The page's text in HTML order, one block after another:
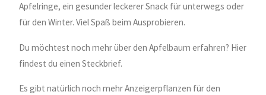
Apfelringe, ein gesunder leckerer Snack für unterwegs oder
für den Winter. Viel Spaß beim Ausprobieren.
Du möchtest noch mehr über den Apfelbaum erfahren? Hier
findest du einen Steckbrief.
Es gibt natürlich noch mehr Anzeigerpflanzen für den